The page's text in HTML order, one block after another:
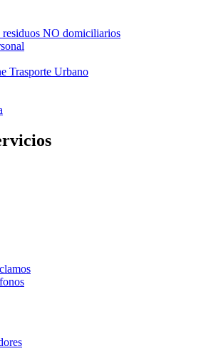
residuos NO domiciliarios
Trasporte Urbano